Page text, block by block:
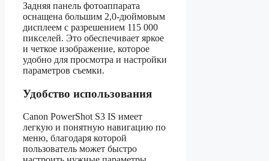
Задняя панель фотоаппарата
оснащена большим 2,0-дюймовым
дисплеем с разрешением 115 000
пикселей. Это обеспечивает яркое
и четкое изображение, которое
удобно для просмотра и настройки
параметров съемки.
Удобство использования
Canon PowerShot S3 IS имеет
легкую и понятную навигацию по
меню, благодаря которой
пользователь может быстро